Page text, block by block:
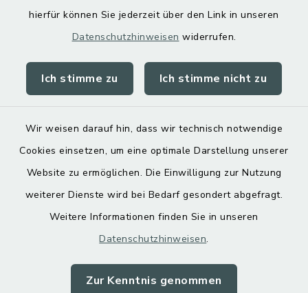
hierfür können Sie jederzeit über den Link in unseren
Datenschutzhinweisen widerrufen.
Ich stimme zu Ich stimme nicht zu
Wir weisen darauf hin, dass wir technisch notwendige
Cookies einsetzen, um eine optimale Darstellung unserer
Website zu ermöglichen. Die Einwilligung zur Nutzung
weiterer Dienste wird bei Bedarf gesondert abgefragt.
Weitere Informationen finden Sie in unseren
Datenschutzhinweisen.
Zur Kenntnis genommen
Kontakt
Datenschutz
Impressum
Sitemap
Cookie-Einstellungen